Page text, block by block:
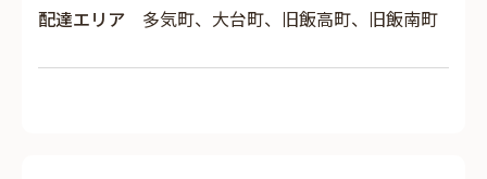
配達エリア 多気町、大台町、旧飯高町、旧飯南町